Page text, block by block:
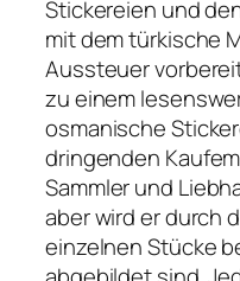
Stickereien und
mit dem türkische
Aussteuer
zu einem
osmanische
dringenden
Sammler und
aber wird er durch
einzelnen Stücke